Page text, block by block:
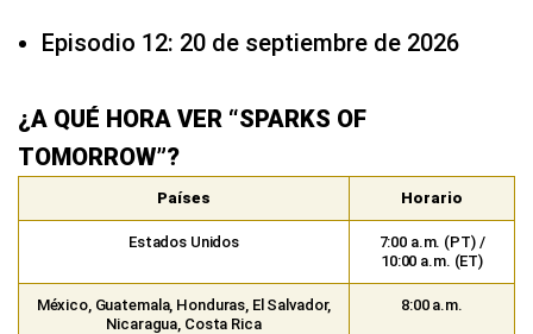
Episodio 12: 20 de septiembre de 2026
¿A QUÉ HORA VER “SPARKS OF
TOMORROW”?
Países Horario
Estados Unidos
7:00 a.m. (PT) /
10:00 a.m. (ET)
México, Guatemala, Honduras, El Salvador,
Nicaragua, Costa Rica
8:00 a.m.